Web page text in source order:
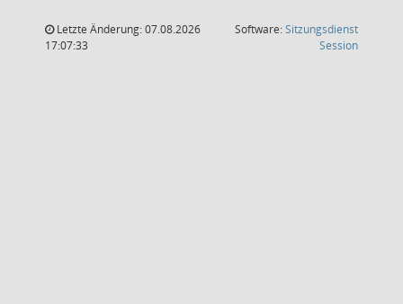
Letzte Änderung: 07.08.2026
17:07:33
Software:Sitzungsdienst
Session(Wird in